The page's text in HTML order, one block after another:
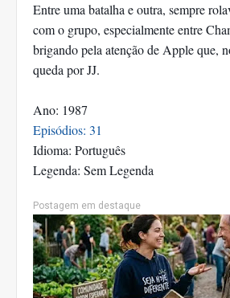
Entre uma batalha e outra, sempre
com o grupo, especialmente entre
brigando pela atenção de Apple que,
queda por JJ.
Ano: 1987
Episódios: 31
Idioma: Português
Legenda: Sem Legenda
Postagem em destaque